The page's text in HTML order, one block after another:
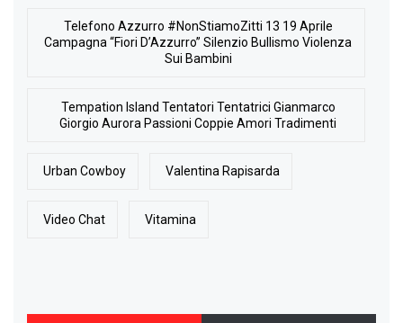
Telefono Azzurro #NonStiamoZitti 13 19 Aprile
Campagna “Fiori D’Azzurro” Silenzio Bullismo Violenza
Sui Bambini
Tempation Island Tentatori Tentatrici Gianmarco
Giorgio Aurora Passioni Coppie Amori Tradimenti
Urban Cowboy Valentina Rapisarda
Video Chat Vitamina